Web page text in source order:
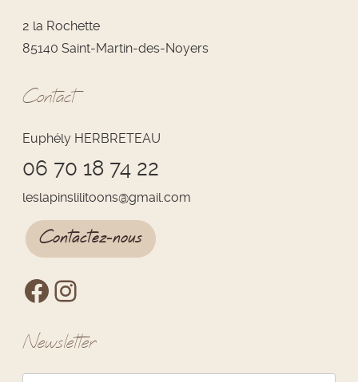
2 la Rochette
85140 Saint-Martin-des-Noyers
Contact
Euphély HERBRETEAU
06 70 18 74 22
leslapinslilitoons@gmail.com
Contactez-nous
Newsletter